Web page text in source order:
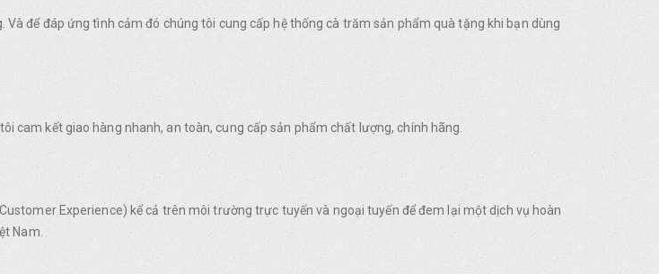
để đáp ứng tình cảm đó chúng tôi cung cấp hệ thống cà trăm sản phẩm quà tặng khi bạn dùng
cam kết giao hàng nhanh, an toàn, cung cấp sản phẩm chất lượng, chính hãng.
Experience) kể cả trên môi trường trực tuyến và ngoại tuyến để đem lại một dịch vụ hoàn
Nam.